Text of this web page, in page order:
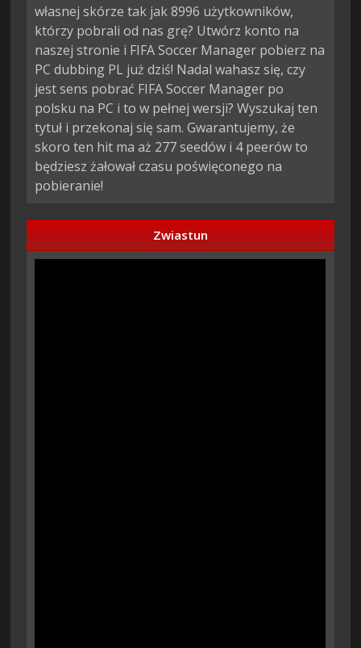
własnej skórze tak jak 8996 użytkowników,
którzy pobrali od nas grę? Utwórz konto na
naszej stronie i FIFA Soccer Manager pobierz na
PC dubbing PL już dziś! Nadal wahasz się, czy
jest sens pobrać FIFA Soccer Manager po
polsku na PC i to w pełnej wersji? Wyszukaj ten
tytuł i przekonaj się sam. Gwarantujemy, że
skoro ten hit ma aż 277 seedów i 4 peerów to
będziesz żałował czasu poświęconego na
pobieranie!
Zwiastun